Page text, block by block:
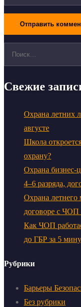
Свежие
Охрана летних
августе
Школа
охрану?
Охрана бизнес-
4–6 разряда,
Охрана летнего
договоре с ЧОП
Как ЧОП
до ГБР за 5
Рубрики
Барьеры
Без рубрики